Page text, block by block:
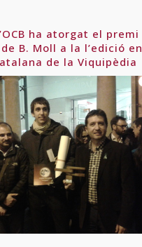
ha atorgat el premi
B. Moll a la l’edició en
de la Viquipèdia